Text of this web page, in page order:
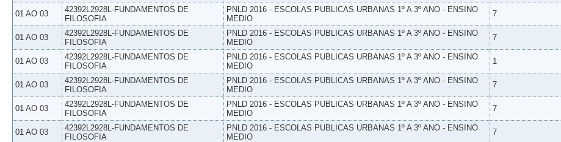
01 AO 03
42392L2928L-FUNDAMENTOS DE
FILOSOFIA
PNLD 2016 - ESCOLAS PUBLICAS URBANAS 1º A 3º ANO - ENSINO
MEDIO
7
01 AO 03
42392L2928L-FUNDAMENTOS DE
FILOSOFIA
PNLD 2016 - ESCOLAS PUBLICAS URBANAS 1º A 3º ANO - ENSINO
MEDIO
7
01 AO 03
42392L2928L-FUNDAMENTOS DE
FILOSOFIA
PNLD 2016 - ESCOLAS PUBLICAS URBANAS 1º A 3º ANO - ENSINO
MEDIO
1
01 AO 03
42392L2928L-FUNDAMENTOS DE
FILOSOFIA
PNLD 2016 - ESCOLAS PUBLICAS URBANAS 1º A 3º ANO - ENSINO
MEDIO
7
01 AO 03
42392L2928L-FUNDAMENTOS DE
FILOSOFIA
PNLD 2016 - ESCOLAS PUBLICAS URBANAS 1º A 3º ANO - ENSINO
MEDIO
7
01 AO 03
42392L2928L-FUNDAMENTOS DE
FILOSOFIA
PNLD 2016 - ESCOLAS PUBLICAS URBANAS 1º A 3º ANO - ENSINO
MEDIO
7